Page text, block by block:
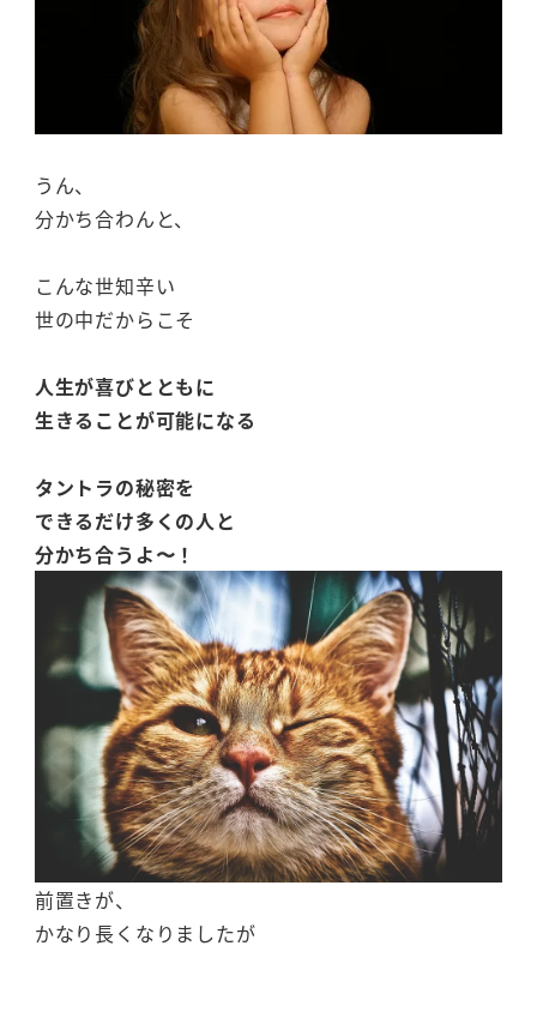
うん、
分かち合わんと、
こんな世知辛い
世の中だからこそ
人生が喜びとともに
生きることが可能になる
タントラの秘密を
できるだけ多くの人と
分かち合うよ〜！
前置きが、
かなり長くなりましたが